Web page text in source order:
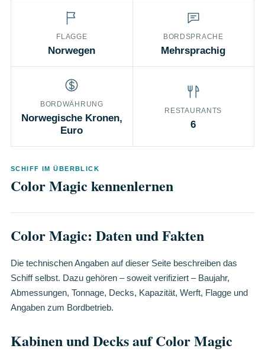
FLAGGE
Norwegen
BORDSPRACHE
Mehrsprachig
BORDWÄHRUNG
Norwegische Kronen,
Euro
RESTAURANTS
6
SCHIFF IM ÜBERBLICK
Color Magic kennenlernen
Color Magic: Daten und Fakten
Die technischen Angaben auf dieser Seite beschreiben das
Schiff selbst. Dazu gehören – soweit verifiziert – Baujahr,
Abmessungen, Tonnage, Decks, Kapazität, Werft, Flagge und
Angaben zum Bordbetrieb.
Kabinen und Decks auf Color Magic